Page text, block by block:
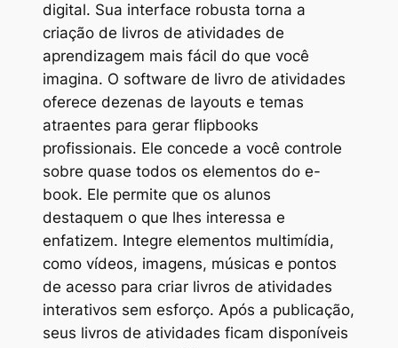
digital. Sua interface robusta torna a
criação de livros de atividades de
aprendizagem mais fácil do que você
imagina. O software de livro de atividades
oferece dezenas de layouts e temas
atraentes para gerar flipbooks
profissionais. Ele concede a você controle
sobre quase todos os elementos do e-
book. Ele permite que os alunos
destaquem o que lhes interessa e
enfatizem. Integre elementos multimídia,
como vídeos, imagens, músicas e pontos
de acesso para criar livros de atividades
interativos sem esforço. Após a publicação,
seus livros de atividades ficam disponíveis